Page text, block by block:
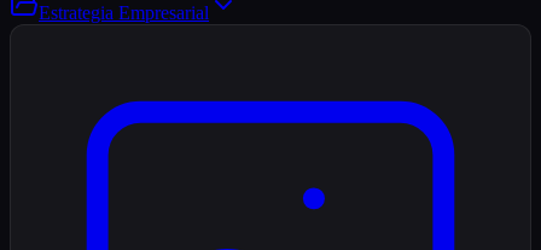
Estrategia Empresarial